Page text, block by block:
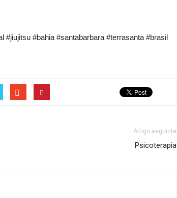
#jiujitsu #bahia #santabarbara #terrasanta #brasil
Artigo seguinte
Psicoterapia